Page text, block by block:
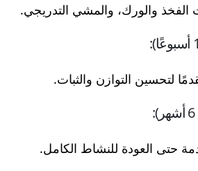
الفخذ والورك، والمشي التدريجي.
لتحسين التوازن والثبات.
حتى العودة للنشاط الكامل.